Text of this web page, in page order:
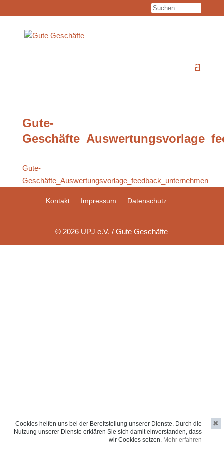
Gute-
Gute-
Geschäfte_Auswertungsvorlage_feedback_unternehmen
Kontakt Impressum Datenschutz
© 2026 UPJ e.V. / Gute Geschäfte
Cookies helfen uns bei der Bereitstellung unserer Dienste. Durch die
Nutzung unserer Dienste erklären Sie sich damit einverstanden, dass
wir Cookies setzen. Mehr erfahren
✖